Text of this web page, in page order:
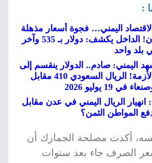
:
اليمني… فجوة أسعار مذهلة
بين صنعاء وعدن! الداخل يكشف: دولار بـ 535 وآخر
اليمني: صادم.. الدولار ينقسم إلى
اثنين في هذه الأزمة! الريال السعودي 410 مقابل
انهيار الريال اليمني في عدن مقابل
المواطن الثمن؟
أكدت مصلحة الجمارك أن
الصرف جاء بعد سنوات